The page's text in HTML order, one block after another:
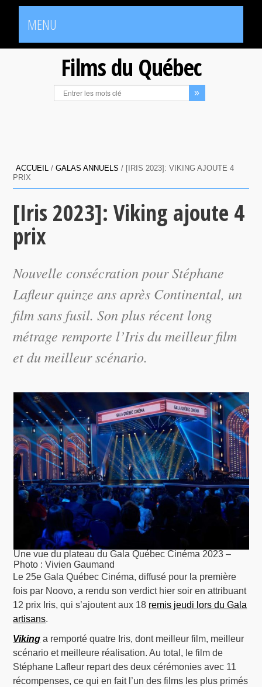
MENU
Films du Québec
ACCUEIL /GALAS ANNUELS / [IRIS 2023]: VIKING AJOUTE 4
PRIX
[Iris 2023]: Viking ajoute 4
prix
Nouvelle consécration pour Stéphane
Lafleur quinze ans après Continental, un
film sans fusil. Son plus récent long
métrage remporte l’Iris du meilleur film
et du meilleur scénario.
Une vue du plateau du Gala Québec Cinéma 2023 –
Photo : Vivien Gaumand
Le 25e Gala Québec Cinéma, diffusé pour la première
fois par Noovo, a rendu son verdict hier soir en attribuant
12 prix Iris, qui s’ajoutent aux 18 remis jeudi lors du Gala
artisans.
Viking a remporté quatre Iris, dont meilleur film, meilleur
scénario et meilleure réalisation. Au total, le film de
Stéphane Lafleur repart des deux cérémonies avec 11
récompenses, ce qui en fait l’un des films les plus primés